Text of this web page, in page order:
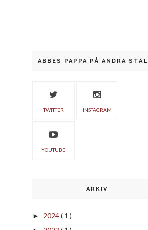
ABBES PAPPA PÅ ANDRA
TWITTER INSTAGRAM
YOUTUBE
ARKIV
► 2024( 1 )